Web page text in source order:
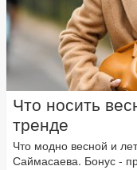
Что носить
тренде
Что модно весной и
Саймасаева. Бонус -